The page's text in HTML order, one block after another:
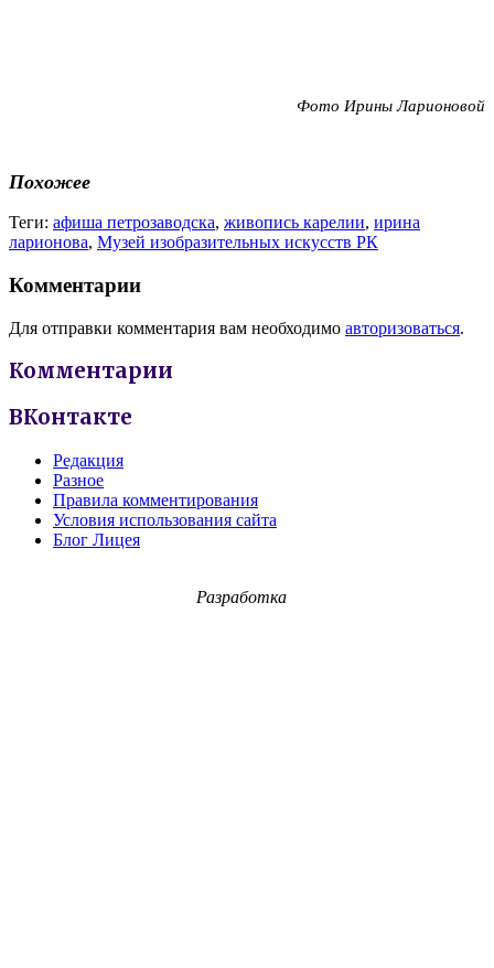
Фото Ирины Ларионовой
Похожее
Теги: афиша петрозаводска, живопись карелии, ирина
ларионова, Музей изобразительных искусств РК
Комментарии
Для отправки комментария вам необходимо авторизоваться.
Комментарии
ВКонтакте
Редакция
Разное
Правила комментирования
Условия использования сайта
Блог Лицея
Разработка